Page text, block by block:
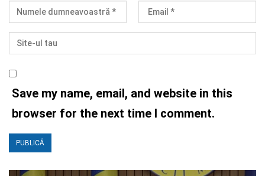
Save my name, email, and website in this
browser for the next time I comment.